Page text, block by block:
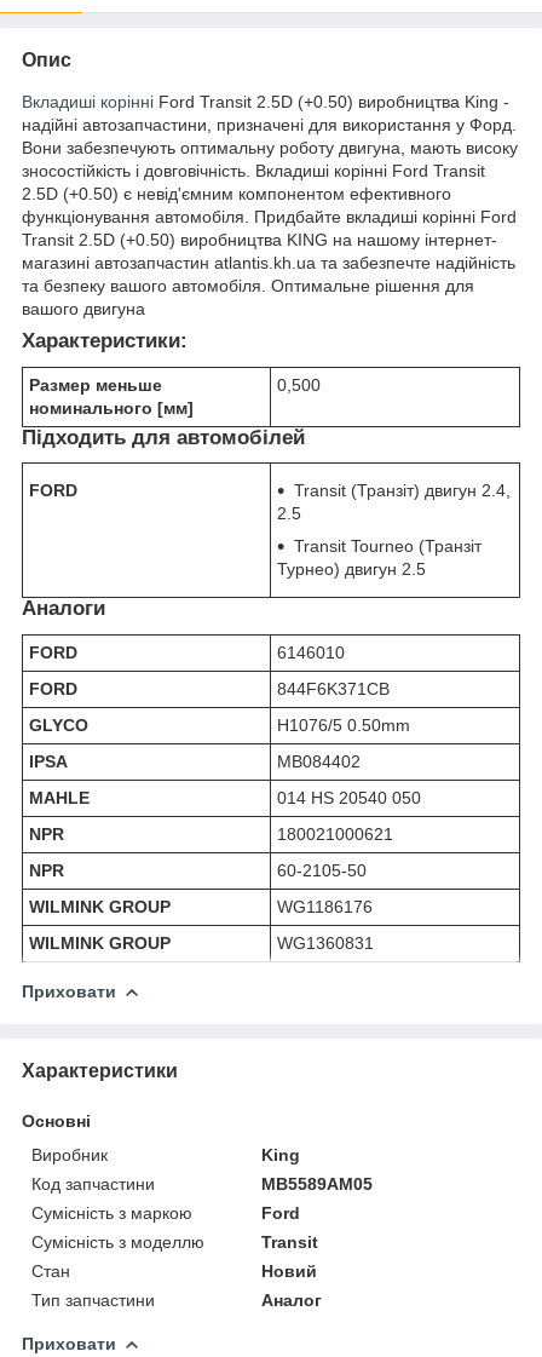
Опис
Вкладиші корінні Ford Transit 2.5D (+0.50) виробництва King -
надійні автозапчастини, призначені для використання у Форд.
Вони забезпечують оптимальну роботу двигуна, мають високу
зносостійкість і довговічність. Вкладиші корінні Ford Transit
2.5D (+0.50) є невід'ємним компонентом ефективного
функціонування автомобіля. Придбайте вкладиші корінні Ford
Transit 2.5D (+0.50) виробництва KING на нашому інтернет-
магазині автозапчастин atlantis.kh.ua та забезпечте надійність
та безпеку вашого автомобіля. Оптимальне рішення для
вашого двигуна
Характеристики:
Размер меньше
номинального [мм]
0,500
Підходить для автомобілей
FORD
Transit (Транзіт) двигун 2.4,
2.5
Transit Tourneo (Транзіт
Турнео) двигун 2.5
Аналоги
FORD
6146010
FORD
844F6K371CB
GLYCO
H1076/5 0.50mm
IPSA
MB084402
MAHLE
014 HS 20540 050
NPR
180021000621
NPR
60-2105-50
WILMINK GROUP
WG1186176
WILMINK GROUP
WG1360831
Приховати
Характеристики
Основні
Виробник
King
Код запчастини
MB5589AM05
Сумісність з маркою
Ford
Сумісність з моделлю
Transit
Стан
Новий
Тип запчастини
Аналог
Приховати